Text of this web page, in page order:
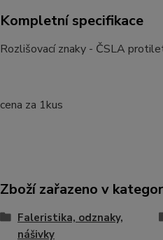
Kompletní specifikace
Rozlišovací znaky - ČSLA
cena za 1kus
Zboží zařazeno v
Faleristika, odznaky,
nášivky